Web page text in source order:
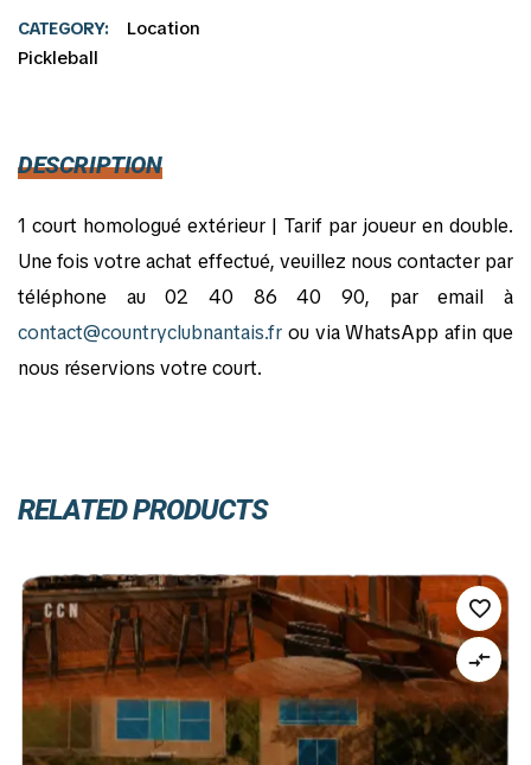
CATEGORY
Location
Pickleball
DESCRIPTION
1 court homologué extérieur | Tarif par joueur en double.
Une fois votre achat effectué, veuillez nous contacter par
téléphone au 02 40 86 40 90, par email à
contact@countryclubnantais.fr ou via WhatsApp afin que
nous réservions votre court.
RELATED PRODUCTS